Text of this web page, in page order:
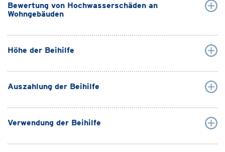
Bewertung von Hochwasserschäden an
Wohngebäuden
Höhe der Beihilfe
Auszahlung der Beihilfe
Verwendung der Beihilfe